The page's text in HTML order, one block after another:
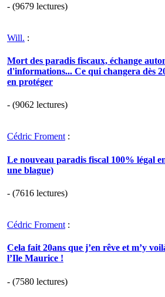
- (9679 lectures)
Will. :
Mort des paradis fiscaux, échange
d'informations... Ce qui changera dès
en protéger
- (9062 lectures)
Cédric Froment:
Le nouveau paradis fiscal 100% légal
une blague)
- (7616 lectures)
Cédric Froment :
Cela fait 20ans que j’en rêve et m’y
l’Ile Maurice !
- (7580 lectures)